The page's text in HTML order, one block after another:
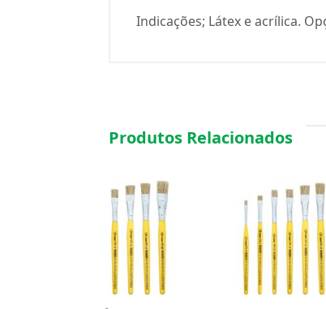
Indicações; Látex e acrílica.
Produtos Relacionados